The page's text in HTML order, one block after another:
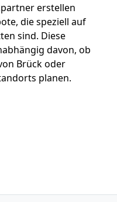
erstellen
die speziell auf
sind. Diese
davon, ob
Brück oder
planen.